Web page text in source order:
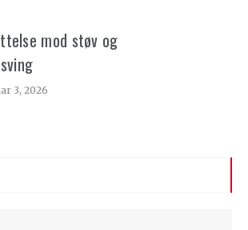
mod støv og
3, 2026